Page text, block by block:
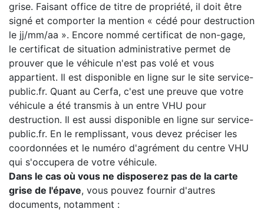
grise. Faisant office de titre de propriété, il doit être
signé et comporter la mention « cédé pour destruction
le jj/mm/aa ». Encore nommé certificat de non-gage,
le certificat de situation administrative permet de
prouver que le véhicule n'est pas volé et vous
appartient. Il est disponible en ligne sur le site service-
public.fr. Quant au Cerfa, c'est une preuve que votre
véhicule a été transmis à un entre VHU pour
destruction. Il est aussi disponible en ligne sur service-
public.fr. En le remplissant, vous devez préciser les
coordonnées et le numéro d'agrément du centre VHU
qui s'occupera de votre véhicule.
Dans le cas où vous ne disposerez pas de la carte
grise de l'épave, vous pouvez fournir d'autres
documents, notamment :